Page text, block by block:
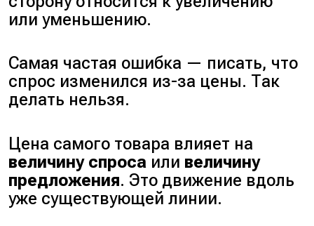
или уменьшению.
Самая частая ошибка — писать, что
спрос изменился из-за цены. Так
делать нельзя.
Цена самого товара влияет на
величину спроса или величину
предложения. Это движение вдоль
уже существующей линии.